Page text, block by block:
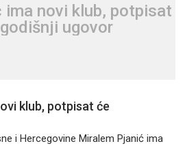
ima novi klub, potpisat
ugovor
klub, potpisat će
i Hercegovine Miralem Pjanić ima